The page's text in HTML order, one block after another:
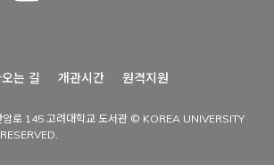
는 길 개관시간 원격지원
로 145 고려대학교 도서관 © KOREA UNIVERSITY